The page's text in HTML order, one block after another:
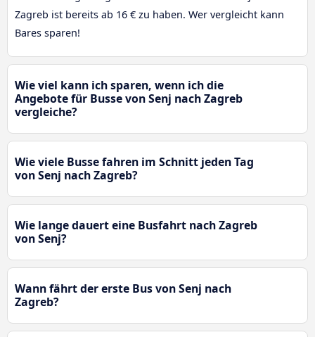
Zagreb ist bereits ab 16 € zu haben. Wer vergleicht kann
Bares sparen!
Wie viel kann ich sparen, wenn ich die
Angebote für Busse von Senj nach Zagreb
vergleiche?
Wie viele Busse fahren im Schnitt jeden Tag
von Senj nach Zagreb?
Wie lange dauert eine Busfahrt nach Zagreb
von Senj?
Wann fährt der erste Bus von Senj nach
Zagreb?